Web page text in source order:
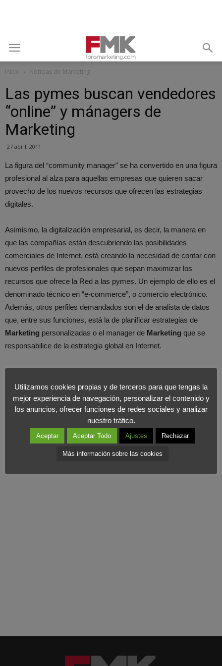
Inicio Noticias de Marketing
Las pymes buscan vendedores
“online” y mánagers de
Marketing
27 abril, 2011
La figura del “community manager” se ha convertido en una figura
profesional al alza para aquellas empresas que quieren sacar
provecho de los nuevos recursos que ofrecen las estrategias
digitales.
Asimismo, la digitalización empresarial, es decir, la manera en
que las compañías están descubriendo las posibilidades
comerciales de Internet, está creando la necesidad de contar con
nuevos perfiles de profesionales que sepan maximizar los
recursos que ofrece la Red a las pymes. Un ejemplo de ello es el
denominado técnico en “e-commerce”, o comercio electrónico.
Además, otros perfiles demandados son el de analista de datos
que, entre sus funciones, está la de planificar estrategias de
Marketing personalizadas o el manager de Marketing que se
responsabilice de la estrategia global en Internet.
El hecho de que las empresas necesitan cada vez más a alguien
que gestione sus estrategias de venta por Internet, lleva a que
muchos profesionales que buscan reciclarse en cursos de
formación se inclinen también por estas vertientes. Este nicho de
crecimiento de nuevos perfiles profesionales va más allá, e
incluso para algunos perfiles especializados, como de analista de
Utilizamos cookies propias y de terceros para que tengas la
mejor experiencia de navegación, personalizar el contenido y
los anuncios, ofrecer funciones de redes sociales y analizar
nuestro tráfico.
Aceptar Aceptar Todo Ajustes Rechazar
Más información sobre las cookies